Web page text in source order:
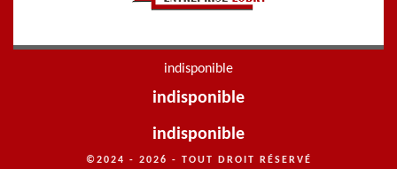
indisponible
indisponible
indisponible
©2024 - 2026 - TOUT DROIT RÉSERVÉ